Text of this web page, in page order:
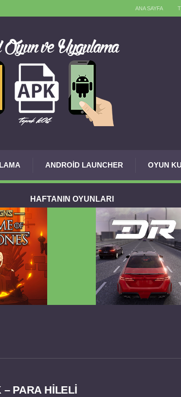
ANA SAYFA
ANDROID LAUNCHER OYUN
HAFTANIN OYUNLARI
– PARA HİLELİ